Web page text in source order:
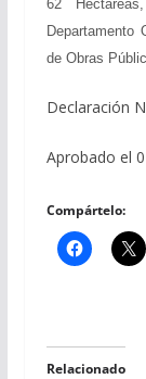
62
Departamento
de Obras
Declaración
Aprobado el
Compártelo:
Relacionado